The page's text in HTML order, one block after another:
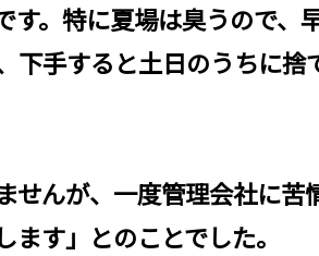
。特に夏場は臭うので、
下手すると土日のうちに捨
せんが、一度管理会社に苦
す」とのことでした。